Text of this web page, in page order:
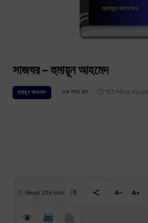
সাজঘর – হুমায়ূন আহমেদ
হুমায়ূন আহমেদ এক পাতা গল্প 113 Mins Read
Read 226 min A− A+